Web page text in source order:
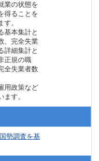
業の状態を
得ることを
。
基本集計と
、完全失業
詳細集計と
正規の職
全失業者数
用政策など
す。
勢調査を基